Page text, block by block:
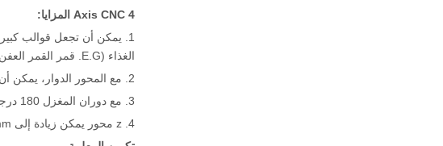
4 Axis CNC المزايا:
1. يمكن أن تجعل قوالب
الغذاء (E.G. قمر ​​القمر العفن) وصنع قوالب أخرى.
2. مع المحور الدوار، يمكن أن تفعل أي نوع من أنواع الأسطوانة ثلاثية الأبعاد وصنع العفن لصناعات النجارة، والإعلانات، صب القوالب.
3. مع دوران المغزل 180 درجة، يمكن أن تتمكن من مطحنة بعض قطعة العمل على شكل القوس كذلك.
4. z محور يمكن زيادة إلى 1،000mm لطحن منحنى 3D واسعة النطاق.